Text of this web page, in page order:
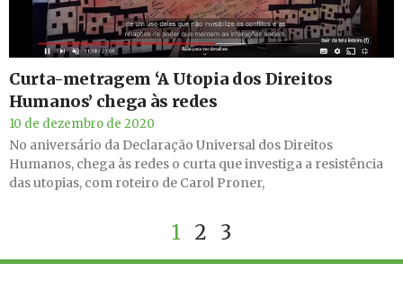
Curta-metragem ‘A Utopia dos Direitos
Humanos’ chega às redes
10 de dezembro de 2020
No aniversário da Declaração Universal dos Direitos
Humanos, chega às redes o curta que investiga a resistência
das utopias, com roteiro de Carol Proner,
1 2 3